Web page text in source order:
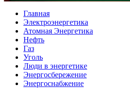
Главная
Электроэнергетика
Атомная Энергетика
Нефть
Газ
Уголь
Люди в энергетике
Энергосбережение
Энергоснабжение